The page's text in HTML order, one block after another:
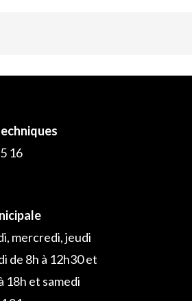
16
mercredi, jeudi
de 8h à 12h30 et
18h et samedi